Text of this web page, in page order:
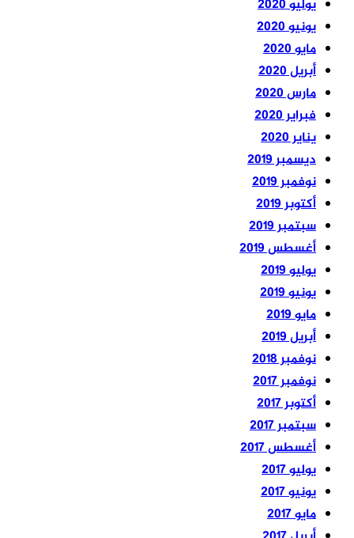
يوليو 2020
يونيو 2020
مايو 2020
أبريل 2020
مارس 2020
فبراير 2020
يناير 2020
ديسمبر 2019
نوفمبر 2019
أكتوبر 2019
سبتمبر 2019
أغسطس 2019
يوليو 2019
يونيو 2019
مايو 2019
أبريل 2019
نوفمبر 2018
نوفمبر 2017
أكتوبر 2017
سبتمبر 2017
أغسطس 2017
يوليو 2017
يونيو 2017
مايو 2017